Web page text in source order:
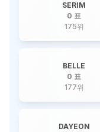
SERIM
0 표
175위
BELLE
0 표
177위
DAYEON